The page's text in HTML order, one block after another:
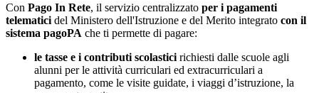
Con Pago In Rete, il servizio centralizzato per i pagamenti
telematici del Ministero dell'Istruzione e del Merito integrato con il
sistema pagoPA che ti permette di pagare:
le tasse e i contributi scolastici richiesti dalle scuole agli
alunni per le attività curriculari ed extracurriculari a
pagamento, come le visite guidate, i viaggi d’istruzione, la